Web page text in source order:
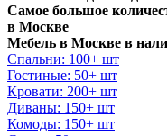
Самое большое
в Москве
Мебель в Москве в
Спальни: 100+ шт
Гостиные: 50+ шт
Кровати: 200+ шт
Диваны: 150+ шт
Комоды: 150+ шт